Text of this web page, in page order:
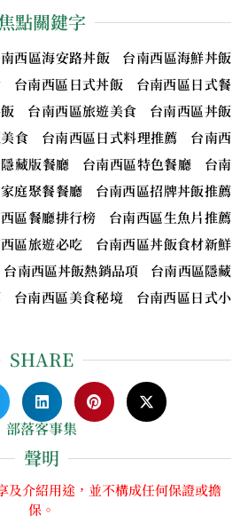
點關鍵字
西區海安路丼飯 台南西區海鮮丼飯
台南西區日式丼飯 台南西區日式餐
台南西區旅遊美食 台南西區丼飯
食 台南西區日式料理推薦 台南西
藏版餐廳 台南西區特色餐廳 台南
庭聚餐餐廳 台南西區招牌丼飯推薦
區餐廳排行榜 台南西區生魚片推薦
區旅遊必吃 台南西區丼飯食材新鮮
南西區丼飯熱銷品項 台南西區隱藏
台南西區美食秘境 台南西區日式小
SHARE
部落客事集
聲明
及介紹用途，並不構成任何保證或擔
保。